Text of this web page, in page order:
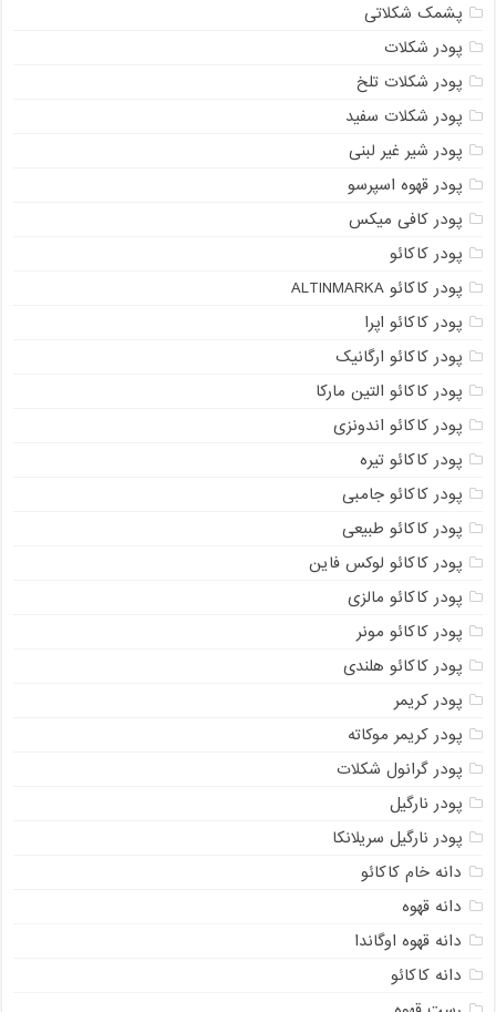
پشمک شکلاتی
پودر شکلات
پودر شکلات تلخ
پودر شکلات سفید
پودر شیر غیر لبنی
پودر قهوه اسپرسو
پودر کافی میکس
پودر کاکائو
پودر کاکائو ALTINMARKA
پودر کاکائو اپرا
پودر کاکائو ارگانیک
پودر کاکائو التین مارکا
پودر کاکائو اندونزی
پودر کاکائو تیره
پودر کاکائو جامبی
پودر کاکائو طبیعی
پودر کاکائو لوکس فاین
پودر کاکائو مالزی
پودر کاکائو مونر
پودر کاکائو هلندی
پودر کریمر
پودر کریمر موکاته
پودر گرانول شکلات
پودر نارگیل
پودر نارگیل سریلانکا
دانه خام کاکائو
دانه قهوه
دانه قهوه اوگاندا
دانه کاکائو